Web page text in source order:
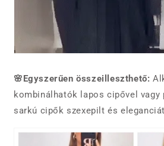
🌸Egyszerűen összeilleszthető:
kombinálhatók lapos cipővel vagy
sarkú cipők szexepilt és